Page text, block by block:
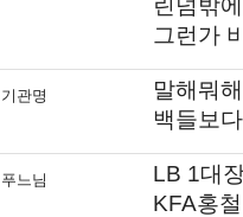
그런가
기관명
말해뭐
백들보
푸느님
LB 1대
KFA홍